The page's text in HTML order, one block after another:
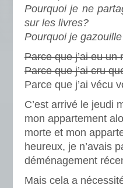
Pourquoi je ne
sur les livres?
Pourquoi je
Parce que j’ai eu un
Parce que j’ai cru
Parce que j’ai vécu
C’est arrivé le jeudi
mon appartement
morte et mon
heureux, je n’avais
déménagement
Mais cela a